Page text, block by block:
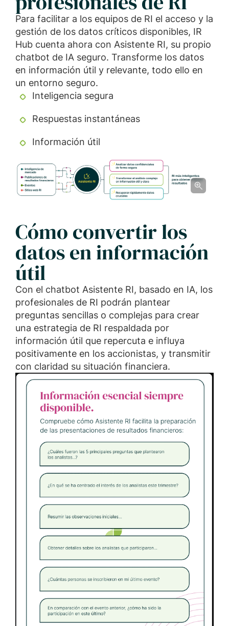
Para facilitar a los equipos de RI el acceso y la
gestión de los datos críticos disponibles, IR
Hub cuenta ahora con Asistente RI, su propio
chatbot de IA seguro. Transforme los datos
en información útil y relevante, todo ello en
un entorno seguro.
Inteligencia segura
Respuestas instantáneas
Información útil
Cómo convertir los
datos en información
útil
Con el chatbot Asistente RI, basado en IA, los
profesionales de RI podrán plantear
preguntas sencillas o complejas para crear
una estrategia de RI respaldada por
información útil que repercuta e influya
positivamente en los accionistas, y transmitir
con claridad su situación financiera.